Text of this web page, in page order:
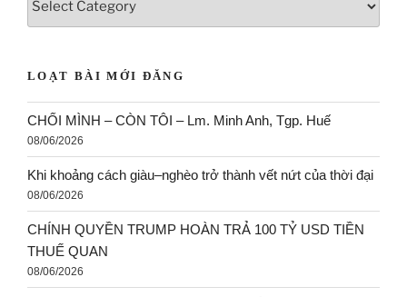
LOẠT BÀI MỚI ĐĂNG
CHỐI MÌNH – CÒN TÔI – Lm. Minh Anh, Tgp. Huế
08/06/2026
Khi khoảng cách giàu–nghèo trở thành vết nứt của thời đại
08/06/2026
CHÍNH QUYỀN TRUMP HOÀN TRẢ 100 TỶ USD TIỀN
THUẾ QUAN
08/06/2026